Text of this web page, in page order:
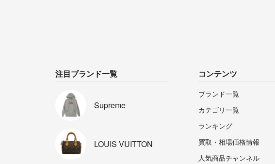
注目ブランド一覧
Supreme
LOUIS VUITTON
コンテンツ
ブランド一覧
カテゴリ一覧
ランキング
買取・相場価格情報
人気商品チャンネル